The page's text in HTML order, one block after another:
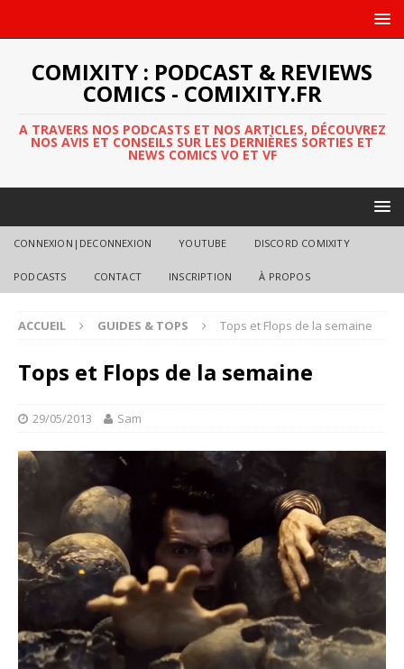
COMIXITY : PODCAST & REVIEWS
COMICS - COMIXITY.FR
A TRAVERS NOS PODCASTS ET NOS ARTICLES, DÉCOUVREZ
NOS AVIS ET CONSEILS SUR LES DERNIÈRES SORTIES ET
NEWS COMICS VO ET VF
CONNEXION|DECONNEXION YOUTUBE DISCORD COMIXITY
PODCASTS CONTACT INSCRIPTION À PROPOS
ACCUEIL GUIDES & TOPS Tops et Flops de la semaine
Tops et Flops de la semaine
29/05/2013 Sam